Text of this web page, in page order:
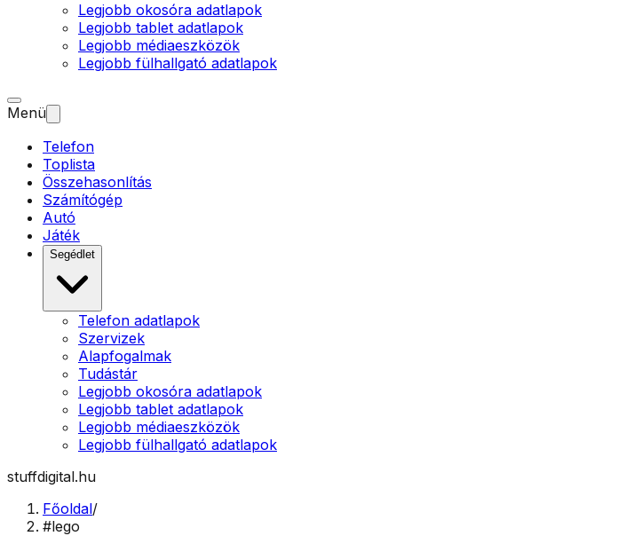
Legjobb okosóra adatlapok
Legjobb tablet adatlapok
Legjobb médiaeszközök
Legjobb fülhallgató adatlapok
Menü
Telefon
Toplista
Összehasonlítás
Számítógép
Autó
Játék
Segédlet
Telefon adatlapok
Szervizek
Alapfogalmak
Tudástár
Legjobb okosóra adatlapok
Legjobb tablet adatlapok
Legjobb médiaeszközök
Legjobb fülhallgató adatlapok
stuffdigital.hu
Főoldal/
#lego